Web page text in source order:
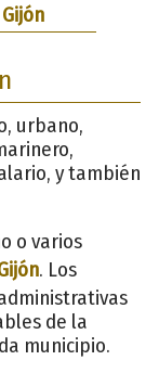
urbano,
y también
o varios
. Los
de la
municipio.